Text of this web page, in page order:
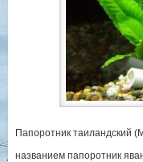
Папоротник таиландский
названием папоротник